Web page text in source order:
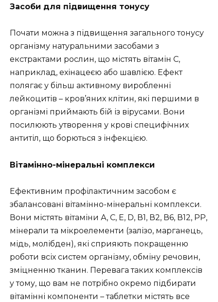
Засоби для підвищення тонусу
Почати можна з підвищення загального тонусу
організму натуральними засобами з
екстрактами рослин, що містять вітамін С,
наприклад, ехінацеєю або шавлією. Ефект
полягає у більш активному виробленні
лейкоцитів – кров’яних клітин, які першими в
організмі приймають бій із вірусами. Вони
посилюють утворення у крові специфічних
антитіл, що борються з інфекцією.
Вітамінно-мінеральні комплекси
Ефективним профілактичним засобом є
збалансовані вітамінно-мінеральні комплекси.
Вони містять вітаміни А, С, Е, D, В1, В2, В6, В12, РР,
мінерали та мікроелементи (залізо, марганець,
мідь, молібден), які сприяють покращенню
роботи всіх систем організму, обміну речовин,
зміцненню тканин. Перевага таких комплексів
у тому, що вам не потрібно окремо підбирати
вітамінні компоненти – таблетки містять все